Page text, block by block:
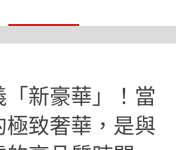
「新豪華」！當
極致奢華，是與